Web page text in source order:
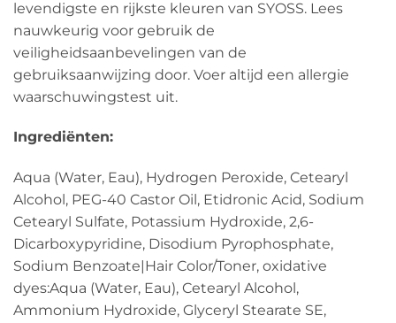
levendigste en rijkste kleuren van SYOSS. Lees
nauwkeurig voor gebruik de
veiligheidsaanbevelingen van de
gebruiksaanwijzing door. Voer altijd een allergie
waarschuwingstest uit.
Ingrediënten:
Aqua (Water, Eau), Hydrogen Peroxide, Cetearyl
Alcohol, PEG-40 Castor Oil, Etidronic Acid, Sodium
Cetearyl Sulfate, Potassium Hydroxide, 2,6-
Dicarboxypyridine, Disodium Pyrophosphate,
Sodium Benzoate|Hair Color/Toner, oxidative
dyes:Aqua (Water, Eau), Cetearyl Alcohol,
Ammonium Hydroxide, Glyceryl Stearate SE,